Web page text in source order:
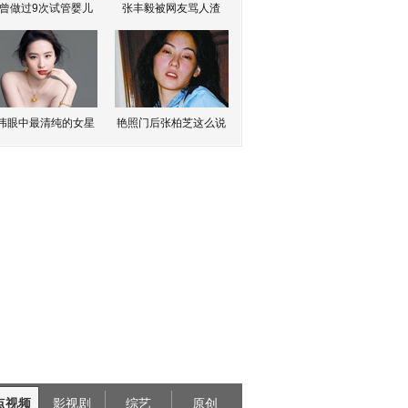
做过9次试管婴儿 张丰毅被网友骂人渣
眼中最清纯的女星 艳照门后张柏芝这么说
视频 影视剧 综艺 原创